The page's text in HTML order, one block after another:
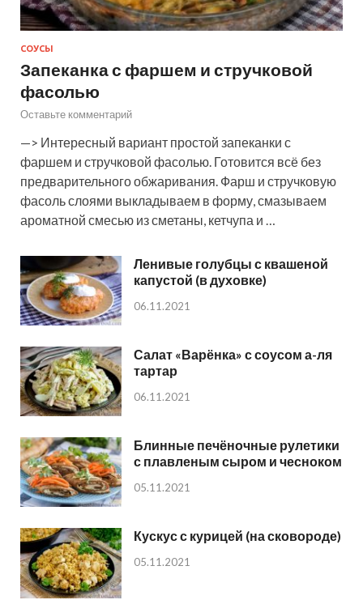
СОУСЫ
Запеканка с фаршем и стручковой
фасолью
Оставьте комментарий
—> Интересный вариант простой запеканки с
фаршем и стручковой фасолью. Готовится всё без
предварительного обжаривания. Фарш и стручковую
фасоль слоями выкладываем в форму, смазываем
ароматной смесью из сметаны, кетчупа и …
Ленивые голубцы с квашеной
капустой (в духовке)
06.11.2021
Салат «Варёнка» с соусом а-ля
тартар
06.11.2021
Блинные печёночные рулетики
с плавленым сыром и чесноком
05.11.2021
Кускус с курицей (на сковороде)
05.11.2021